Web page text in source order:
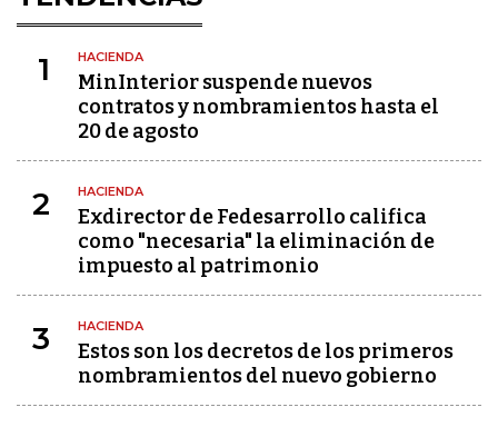
1 HACIENDA
MinInterior suspende nuevos
contratos y nombramientos hasta el
20 de agosto
2 HACIENDA
Exdirector de Fedesarrollo califica
como "necesaria" la eliminación de
impuesto al patrimonio
3 HACIENDA
Estos son los decretos de los primeros
nombramientos del nuevo gobierno